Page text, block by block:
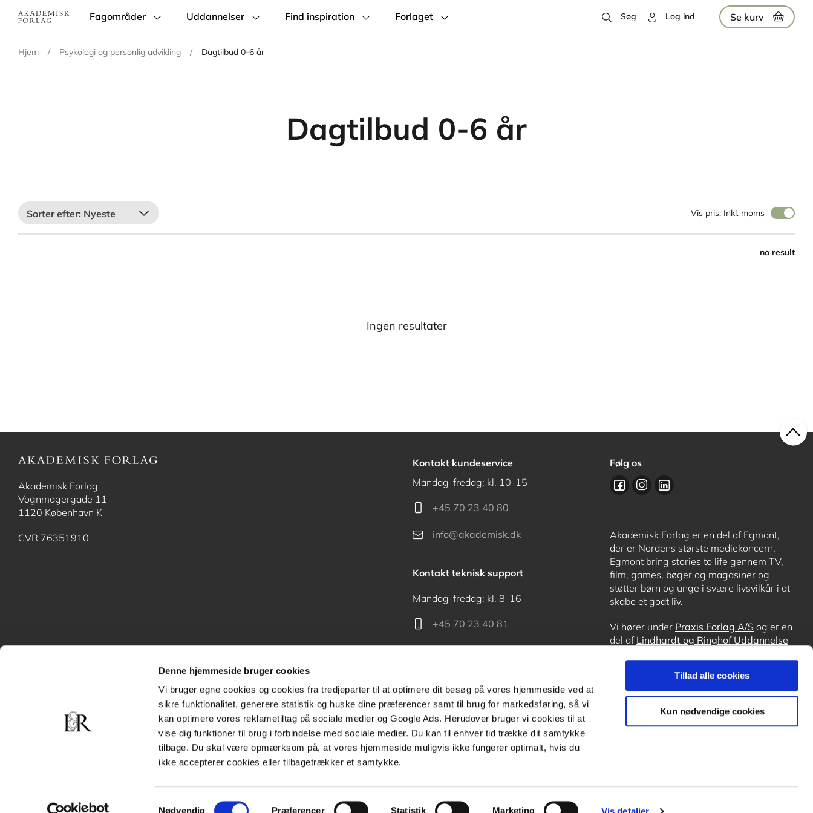
Denne hjemmeside bruger cookies
Vi bruger egne cookies og cookies fra tredjeparter til at optimere dit besøg på vores hjemmeside ved at
sikre funktionalitet, generere statistik og huske dine præferencer samt til brug for markedsføring, så vi
kan optimere vores reklametiltag på sociale medier og Google Ads. Herudover bruger vi cookies til at
vise dig funktioner til brug i forbindelse med sociale medier. Du kan til enhver tid trække dit samtykke
tilbage. Du skal være opmærksom på, at vores hjemmeside muligvis ikke fungerer optimalt, hvis du
ikke accepterer cookies eller tilbagetrækker et samtykke.
Samtykkevalg
Nødvendig Præferencer Statistik Marketing Vis detaljer
Tillad alle cookies
Kun nødvendige cookies
Main
Fagområder Uddannelser Find inspiration Forlaget Søg Log ind Se kurv
Hjem / Psykologi og personlig udvikling / Dagtilbud 0-6 år
Dagtilbud 0-6 år
Nyeste Vis pris: Inkl. moms
no result
Ingen resultater
Akademisk Forlag
Vognmagergade 11
1120 København K
CVR 76351910
Kontakt kundeservice
Mandag-fredag: kl. 10-15
+45 70 23 40 80
info@akademisk.dk
Kontakt teknisk support
Mandag-fredag: kl. 8-16
+45 70 23 40 81
Kontakt receptionen
+45 70 24 00 00
Følg os
Akademisk Forlag er en del af Egmont,
der er Nordens største mediekoncern.
Egmont bring stories to life gennem TV,
film, games, bøger og magasiner og
støtter børn og unge i svære livsvilkår i at
skabe et godt liv.
Vi hører under Praxis Forlag A/S og er en
del af Lindhardt og Ringhof Uddannelse
OrdblindetræningogForstå.dk.